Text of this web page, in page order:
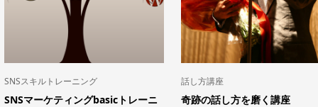
SNSスキルトレーニング
SNSマーケティングbasicトレーニ
話し方講座
奇跡の話し方を磨く講座